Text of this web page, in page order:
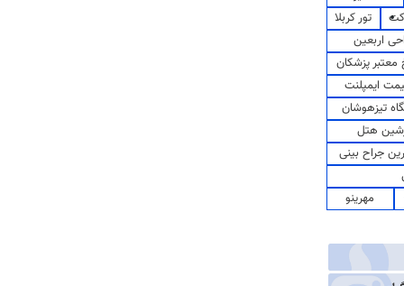
تور کربلا
اربعین
پزشکان
ایمپلنت
تیزهوشان
هتل
جراح بینی
مهرینو